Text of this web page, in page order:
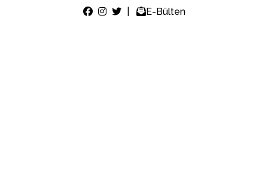
E-Bülten